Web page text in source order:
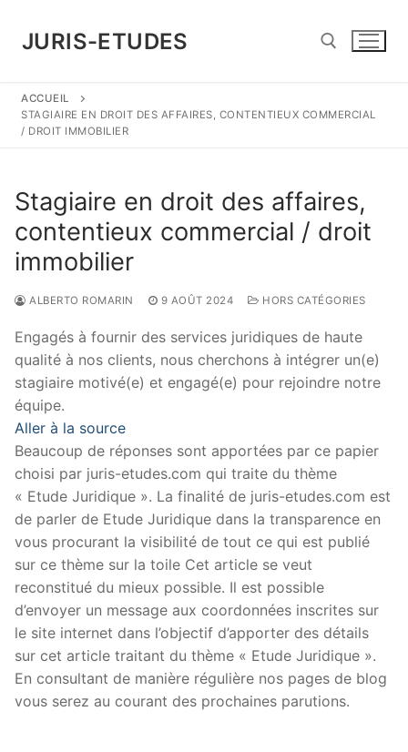
contenu
JURIS-ETUDES
Rechercher :
ACCUEIL
STAGIAIRE EN DROIT DES AFFAIRES, CONTENTIEUX COMMERCIAL
/ DROIT IMMOBILIER
Stagiaire en droit des affaires,
contentieux commercial / droit
immobilier
ALBERTO ROMARIN 9 AOÛT 2024 HORS CATÉGORIES
Engagés à fournir des services juridiques de haute
qualité à nos clients, nous cherchons à intégrer un(e)
stagiaire motivé(e) et engagé(e) pour rejoindre notre
équipe.
Aller à la source
Beaucoup de réponses sont apportées par ce papier
choisi par juris-etudes.com qui traite du thème
« Etude Juridique ». La finalité de juris-etudes.com est
de parler de Etude Juridique dans la transparence en
vous procurant la visibilité de tout ce qui est publié
sur ce thème sur la toile Cet article se veut
reconstitué du mieux possible. Il est possible
d’envoyer un message aux coordonnées inscrites sur
le site internet dans l’objectif d’apporter des détails
sur cet article traitant du thème « Etude Juridique ».
En consultant de manière régulière nos pages de blog
vous serez au courant des prochaines parutions.